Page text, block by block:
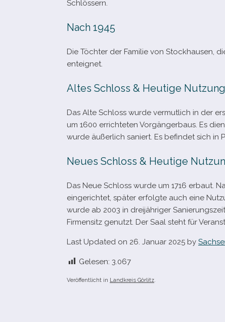
Schlössern.
Nach 1945
Die Töchter der Familie von Stockhausen,
enteignet.
Altes Schloss & Heutige Nutzung
Das Alte Schloss wurde ver­mut­lich in der
um 1600 errich­te­ten Vorgängerbaus. Es
wurde äußer­lich saniert. Es befin­det sich in
Neues Schloss & Heutige
Das Neue Schloss wurde um 1716 erbaut.
ein­ge­rich­tet, spä­ter erfolgte auch eine
wurde ab 2003 in drei­jäh­ri­ger
Firmensitz genutzt. Der Saal steht für
Last Updated on 26. Januar 2025 by
Gelesen: 3.067
Veröffentlicht in Landkreis Görlitz